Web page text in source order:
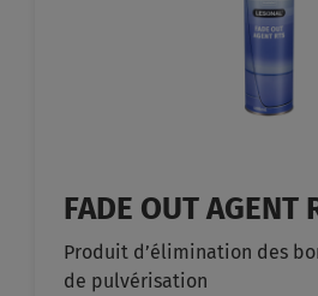
FADE OUT AGENT
Produit d’élimination des
de pulvérisation